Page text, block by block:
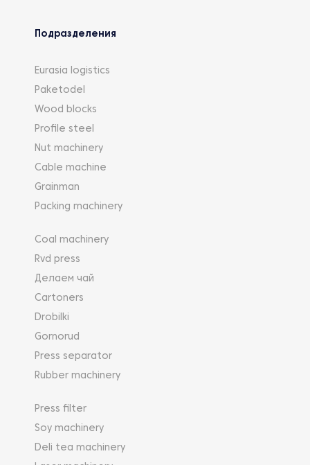
Подразделения
Eurasia logistics
Paketodel
Wood blocks
Profile steel
Nut machinery
Cable machine
Grainman
Packing machinery
Coal machinery
Rvd press
Делаем чай
Cartoners
Drobilki
Gornorud
Press separator
Rubber machinery
Press filter
Soy machinery
Deli tea machinery